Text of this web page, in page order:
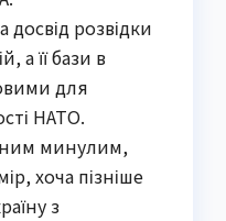
розвідки
а її бази в
для
НАТО.
минулим,
хоча пізніше
з